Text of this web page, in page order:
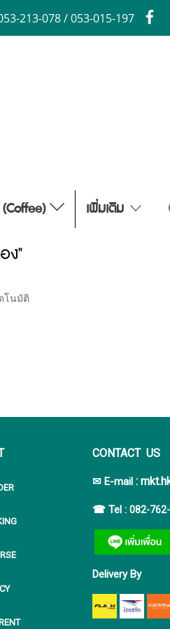
213-078 / 053-015-197
เพิ่มเติม
ง"
โนมัติ
CONTACT US
✉ E-mail:
☎ Tel : 082-
Delivery By